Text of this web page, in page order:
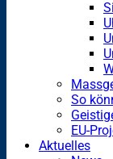
So
EU-
Aktuelles